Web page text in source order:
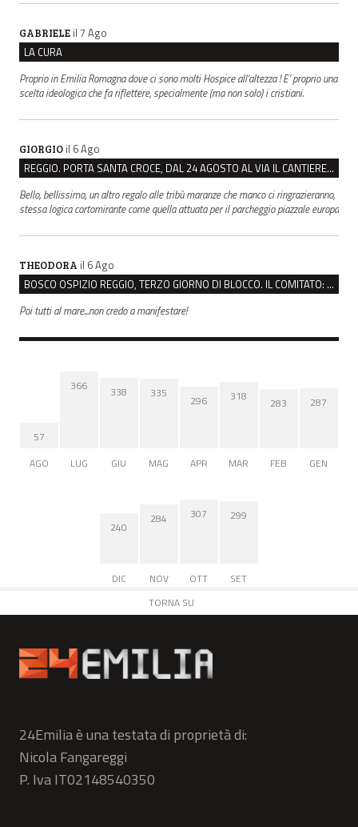
GABRIELE il 7 Ago
LA CURA
Proprio in Emilia Romagna dove ci sono molti Hospice all’altezza ! E’ proprio una
scelta ideologica che fa riflettere, specialmente (ma non solo) i cristiani.
GIORGIO il 6 Ago
REGGIO. PORTA SANTA CROCE, DAL 24 AGOSTO AL VIA IL CANTIERE PER IL NUOVO COLLETTORE FOGNARIO
Bello, bellissimo, un altro regalo alle tribù maranze che manco ci ringrazieranno,
stessa logica cortomirante come quella attuata per il parcheggio piazzale europa
THEODORA il 6 Ago
BOSCO OSPIZIO REGGIO, TERZO GIORNO DI BLOCCO. IL COMITATO: “PRESIDIO FINO A VENERDÌ”
Poi tutti al mare...non credo a manifestare!
57
AGO
366
LUG
338
GIU
335
MAG
296
APR
318
MAR
283
FEB
287
GEN
240
DIC
284
NOV
307
OTT
299
SET
TORNA SU
24Emilia è una testata di proprietà di:
Nicola Fangareggi
P. Iva IT02148540350